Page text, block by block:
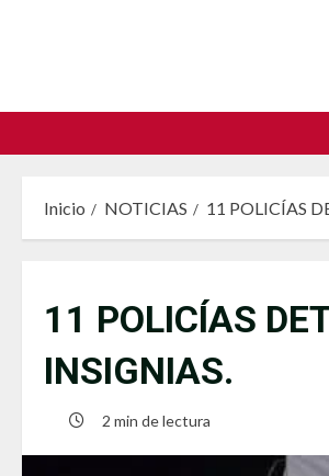
Inicio NOTICIAS 11 POLICÍAS
11 POLICÍAS
INSIGNIAS.
2 min de lectura